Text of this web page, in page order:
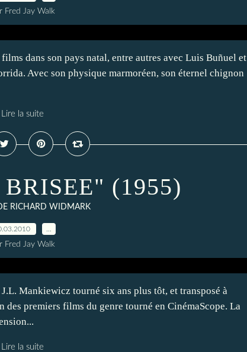
Fred Jay Walk
dans son pays natal, entre autres avec Luis Buñuel et
Avec son physique marmoréen, son éternel chignon
Lire la suite
(1955)
RICHARD WIDMARK
Fred Jay Walk
Mankiewicz tourné six ans plus tôt, et transposé à
des premiers films du genre tourné en CinémaScope. La
Lire la suite